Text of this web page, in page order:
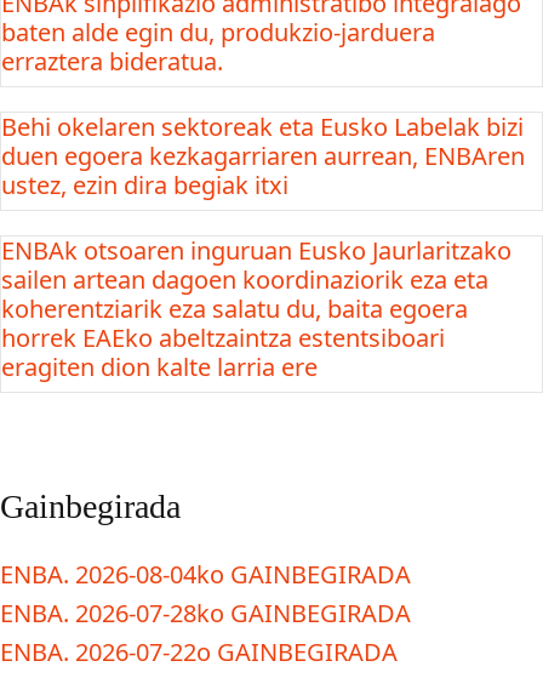
baten alde egin du, produkzio-jarduera
erraztera bideratua.
Behi okelaren sektoreak eta Eusko Labelak bizi
duen egoera kezkagarriaren aurrean, ENBAren
ustez, ezin dira begiak itxi
ENBAk otsoaren inguruan Eusko Jaurlaritzako
sailen artean dagoen koordinaziorik eza eta
koherentziarik eza salatu du, baita egoera
horrek EAEko abeltzaintza estentsiboari
eragiten dion kalte larria ere
Gainbegirada
ENBA. 2026-08-04ko GAINBEGIRADA
ENBA. 2026-07-28ko GAINBEGIRADA
ENBA. 2026-07-22o GAINBEGIRADA